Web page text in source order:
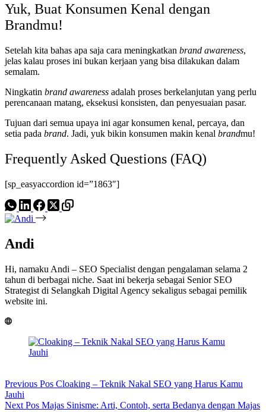
Yuk, Buat Konsumen Kenal dengan
Brandmu!
Setelah kita bahas apa saja cara meningkatkan brand awareness,
jelas kalau proses ini bukan kerjaan yang bisa dilakukan dalam
semalam.
Ningkatin brand awareness adalah proses berkelanjutan yang perlu
perencanaan matang, eksekusi konsisten, dan penyesuaian pasar.
Tujuan dari semua upaya ini agar konsumen kenal, percaya, dan
setia pada brand. Jadi, yuk bikin konsumen makin kenal brandmu!
Frequently Asked Questions (FAQ)
[sp_easyaccordion id=”1863″]
Andi
Hi, namaku Andi – SEO Specialist dengan pengalaman selama 2
tahun di berbagai niche. Saat ini bekerja sebagai Senior SEO
Strategist di Selangkah Digital Agency sekaligus sebagai pemilik
website ini.
Previous Pos Cloaking – Teknik Nakal SEO yang Harus Kamu
Jauhi
Next Pos Majas Sinisme: Arti, Contoh, serta Bedanya dengan Majas